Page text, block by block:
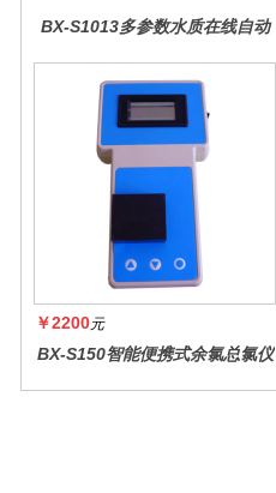
BX-S1013多参数水质在线自动
￥2200元
BX-S150智能便携式余氯总氯仪